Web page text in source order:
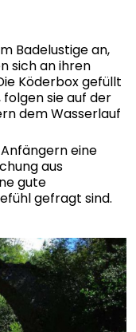
Badelustige an,
sich an ihren
Köderbox gefüllt
sie auf der
dem Wasserlauf
eine
aus
gute
gefragt sind.